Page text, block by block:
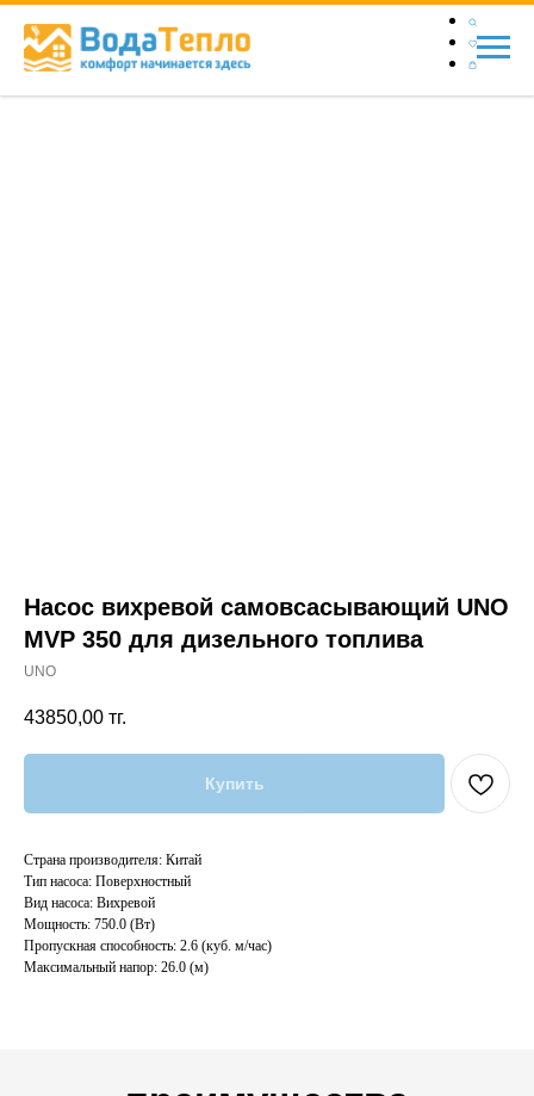
Насос вихревой самовсасывающий UNO
MVР 350 для дизельного топлива
UNO
43850,00 тг.
Купить
Страна производителя: Китай
Тип насоса: Поверхностный
Вид насоса: Вихревой
Мощность: 750.0 (Вт)
Пропускная способность: 2.6 (куб. м/час)
Максимальный напор: 26.0 (м)